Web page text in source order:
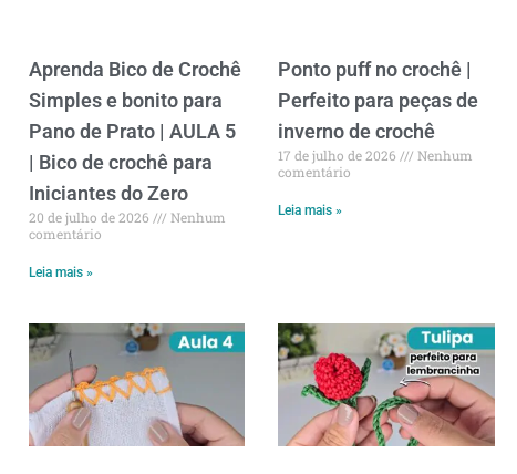
Aprenda Bico de Crochê
Simples e bonito para
Pano de Prato | AULA 5
| Bico de crochê para
Iniciantes do Zero
20 de julho de 2026
Nenhum
comentário
Leia mais »
Ponto puff no crochê |
Perfeito para peças de
inverno de crochê
17 de julho de 2026
Nenhum
comentário
Leia mais »